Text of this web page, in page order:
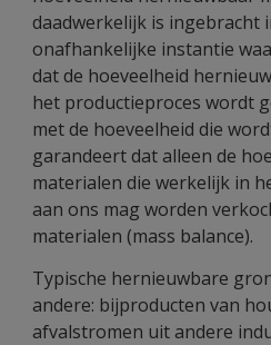
daadwerkelijk is ingebracht
onafhankelijke instantie
dat de hoeveelheid
het productieproces wordt
met de hoeveelheid die
garandeert dat alleen de
materialen die werkelijk in
aan ons mag worden
materialen (mass balance).
Typische hernieuwbare
andere: bijproducten van
afvalstromen uit andere